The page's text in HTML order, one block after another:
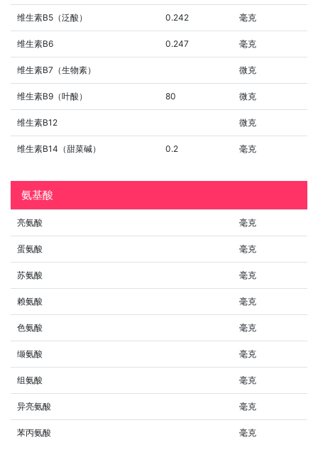
维生素B5（泛酸） 0.242 毫克
维生素B6 0.247 毫克
维生素B7（生物素） 微克
维生素B9（叶酸） 80 微克
维生素B12 微克
维生素B14（甜菜碱） 0.2 毫克
氨基酸
亮氨酸 毫克
蛋氨酸 毫克
苏氨酸 毫克
赖氨酸 毫克
色氨酸 毫克
缬氨酸 毫克
组氨酸 毫克
异亮氨酸 毫克
苯丙氨酸 毫克